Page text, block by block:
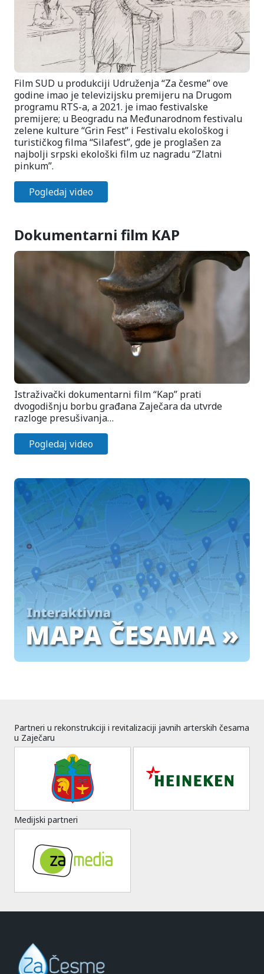
Film SUD u produkciji Udruženja “Za česme” ove
godine imao je televizijsku premijeru na Drugom
programu RTS-a, a 2021. je imao festivalske
premijere; u Beogradu na Međunarodnom festivalu
zelene kulture “Grin Fest” i Festivalu ekološkog i
turističkog filma “Silafest”, gde je proglašen za
najbolji srpski ekološki film uz nagradu “Zlatni
pinkum”.
Pogledaj video
Dokumentarni film KAP
Istraživački dokumentarni film “Kap” prati
dvogodišnju borbu građana Zaječara da utvrde
razloge presušivanja…
Pogledaj video
Partneri u rekonstrukciji i revitalizaciji javnih arterskih česama
u Zaječaru
Medijski partneri